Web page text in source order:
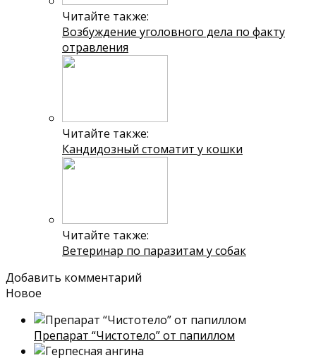
Читайте также:
Возбуждение уголовного дела по факту
отравления
Читайте также:
Кандидозный стоматит у кошки
Читайте также:
Ветеринар по паразитам у собак
Добавить комментарий
Новое
Препарат “Чистотело” от папиллом